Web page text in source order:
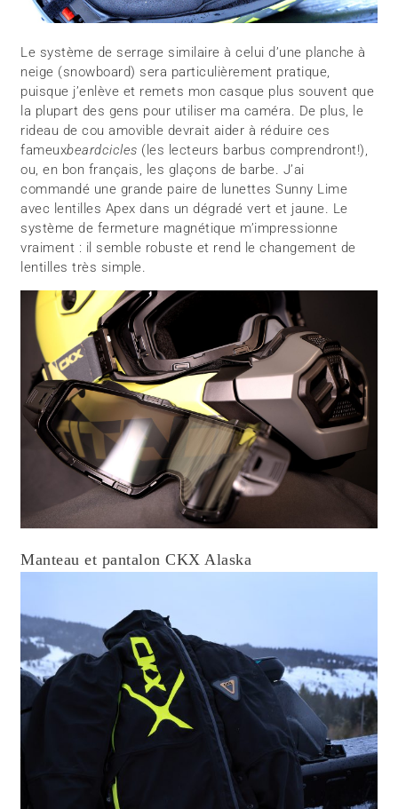
Le système de serrage similaire à celui d’une planche à
neige (snowboard) sera particulièrement pratique,
puisque j’enlève et remets mon casque plus souvent que
la plupart des gens pour utiliser ma caméra. De plus, le
rideau de cou amovible devrait aider à réduire ces
fameuxbeardcicles (les lecteurs barbus comprendront!),
ou, en bon français, les glaçons de barbe. J’ai
commandé une grande paire de lunettes Sunny Lime
avec lentilles Apex dans un dégradé vert et jaune. Le
système de fermeture magnétique m’impressionne
vraiment : il semble robuste et rend le changement de
lentilles très simple.
Manteau et pantalon CKX Alaska